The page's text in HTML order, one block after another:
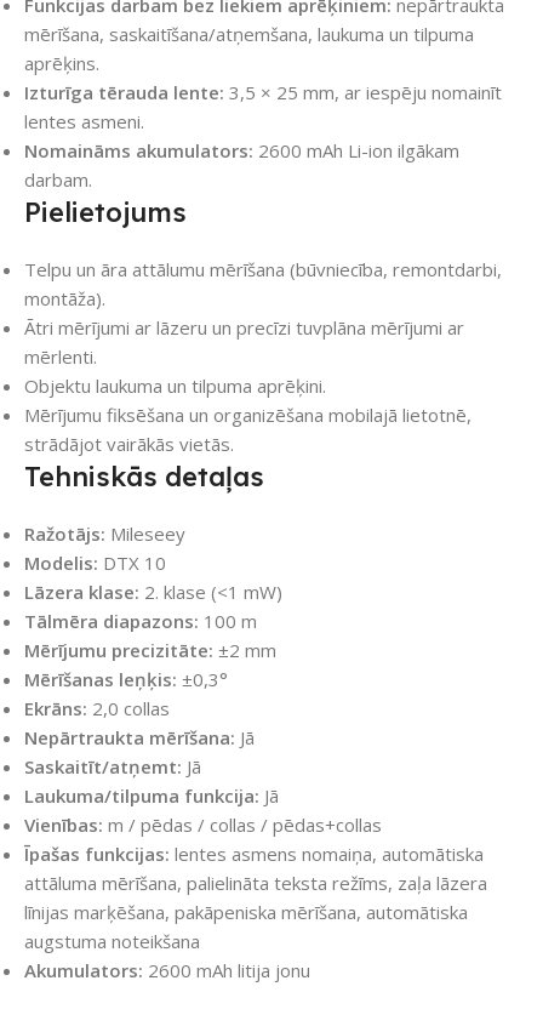
Funkcijas darbam bez liekiem aprēķiniem: nepārtraukta
mērīšana, saskaitīšana/atņemšana, laukuma un tilpuma
aprēķins.
Izturīga tērauda lente: 3,5 × 25 mm, ar iespēju nomainīt
lentes asmeni.
Nomaināms akumulators: 2600 mAh Li-ion ilgākam
darbam.
Pielietojums
Telpu un āra attālumu mērīšana (būvniecība, remontdarbi,
montāža).
Ātri mērījumi ar lāzeru un precīzi tuvplāna mērījumi ar
mērlenti.
Objektu laukuma un tilpuma aprēķini.
Mērījumu fiksēšana un organizēšana mobilajā lietotnē,
strādājot vairākās vietās.
Tehniskās detaļas
Ražotājs: Mileseey
Modelis: DTX 10
Lāzera klase: 2. klase (<1 mW)
Tālmēra diapazons: 100 m
Mērījumu precizitāte: ±2 mm
Mērīšanas leņķis: ±0,3°
Ekrāns: 2,0 collas
Nepārtraukta mērīšana: Jā
Saskaitīt/atņemt: Jā
Laukuma/tilpuma funkcija: Jā
Vienības: m / pēdas / collas / pēdas+collas
Īpašas funkcijas: lentes asmens nomaiņa, automātiska
attāluma mērīšana, palielināta teksta režīms, zaļa lāzera
līnijas marķēšana, pakāpeniska mērīšana, automātiska
augstuma noteikšana
Akumulators: 2600 mAh litija jonu